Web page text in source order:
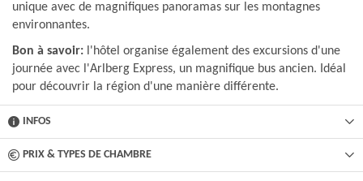
unique avec de magnifiques panoramas sur les montagnes
environnantes.
Bon à savoir: l'hôtel organise également des excursions d'une
journée avec l'Arlberg Express, un magnifique bus ancien. Idéal
pour découvrir la région d'une manière différente.
INFOS
PRIX & TYPES DE CHAMBRE